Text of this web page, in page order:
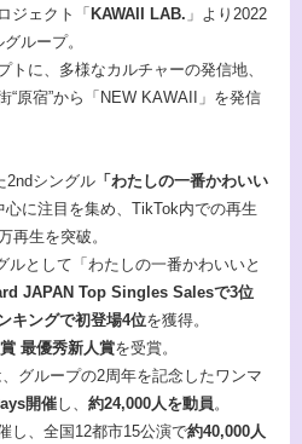
ジェクト「 KAWAII LAB. 」より2022
ループ。
トに、多様なカルチャーの発信地、
“原宿”から「NEW KAWAII」を発信
2ndシングル 「わたしの一番かわいい
に注目を集め、TikTok内での再生
再生を突破。
ルとして「わたしの一番かわいいと
JAPAN Top Singles Salesで3位
キングで初登場4位を獲得。
最優秀新人賞を受賞。
グループの2周年を記念したワンマ
開催し、 約24,000人を動員。
し、全国12都市15公演で約40,000人